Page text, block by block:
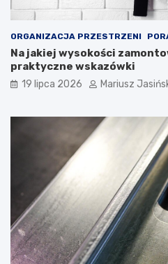
ORGANIZACJA PRZESTRZENI
Na jakiej wysokości
praktyczne wskazówki
19 lipca 2026 Mariusz